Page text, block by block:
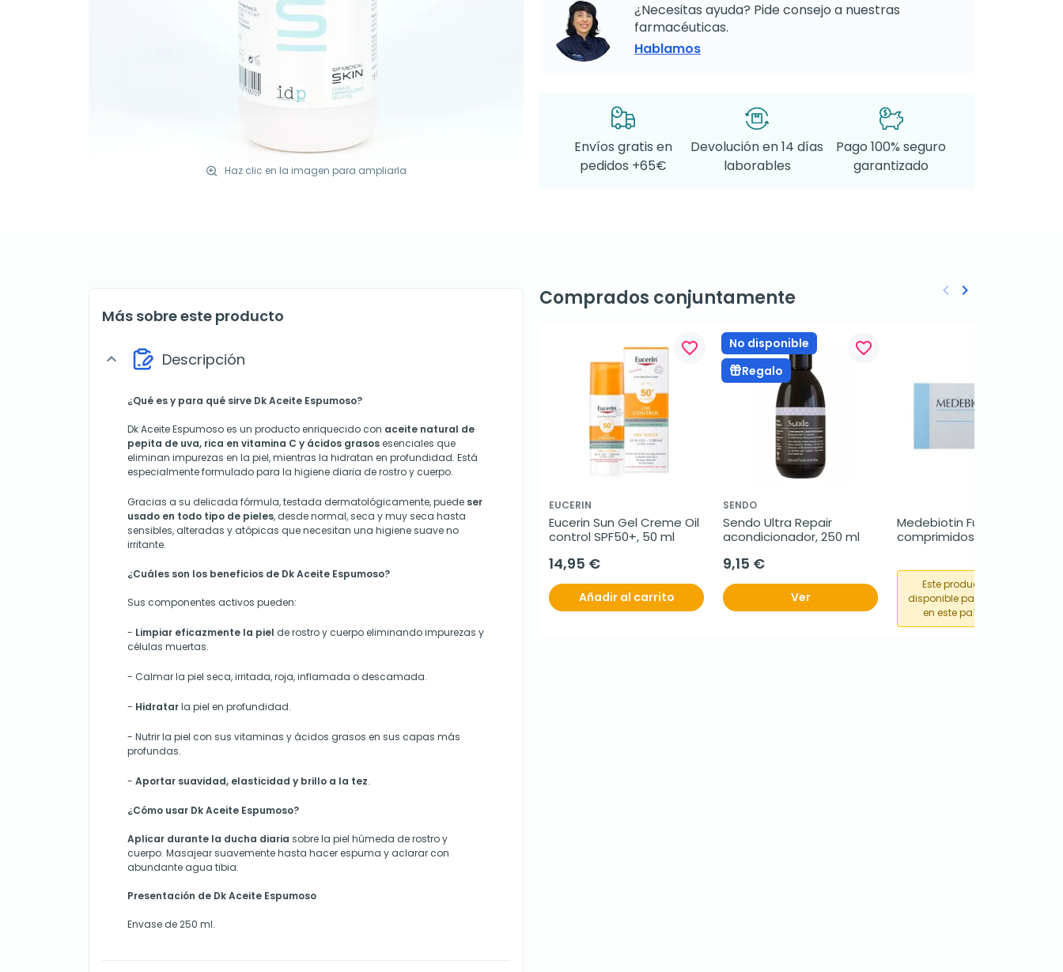
Haz clic en la imagen para ampliarla
¿Necesitas ayuda? Pide consejo a nuestras
farmacéuticas.
Hablamos
Envíos gratis en
pedidos +65€
Devolución en 14 días
laborables
Pago 100% seguro
garantizado
Más sobre este producto
expand_more Descripción
¿Qué es y para qué sirve Dk Aceite Espumoso?
Dk Aceite Espumoso es un producto enriquecido con aceite natural de
pepita de uva, rica en vitamina C y ácidos grasosesenciales que
eliminan impurezas en la piel, mientras la hidratan en profundidad. Está
especialmente formulado para la higiene diaria de rostro y cuerpo.
Gracias a su delicada fórmula, testada dermatológicamente, puede ser
usado en todo tipo de pieles, desde normal, seca y muy seca hasta
sensibles, alteradas y atópicas que necesitan una higiene suave no
irritante.
¿Cuáles son los beneficios de Dk Aceite Espumoso?
Sus componentes activos pueden:
- Limpiar eficazmente la piel de rostro y cuerpoeliminando impurezas y
células muertas.
- Calmar la piel seca, irritada, roja, inflamada o descamada.
- Hidratarla piel en profundidad.
- Nutrir la piel con sus vitaminas y ácidos grasos en sus capas más
profundas.
- Aportar suavidad, elasticidad y brillo a la tez.
¿Cómo usar Dk Aceite Espumoso?
Aplicar durante la ducha diaria sobre la piel húmeda de rostro y
cuerpo. Masajear suavemente hasta hacer espuma y aclarar con
abundante agua tibia.
Presentación de Dk Aceite Espumoso
Envase de 250 ml.
Comprados conjuntamente
favorite_border
EUCERIN
Eucerin Sun Gel Creme Oil
control SPF50+, 50 ml
14,95 €
Añadir al carrito
No disponible
Regalo
favorite_border
SENDO
Sendo Ultra Repair
acondicionador, 250 ml
9,15 €
Ver
Medebiotin Fuerte, 40
comprimidos
Este producto no está
disponible para su compra
en este país o región.
Anterior
keyboard_arrow_left Siguiente
keyboard_arrow_right